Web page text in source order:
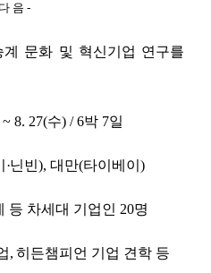
음 -
문화 및 혁신기업 연구를
8. 27(수) / 6박 7일
·닌빈), 대만(타이베이)
등 차세대 기업인 20명
,히든챔피언 기업 견학 등